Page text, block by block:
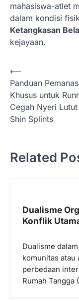
mahasiswa-atlet
dalam kondisi
Ketangkasan
kejayaan.
N
a
v
i
a
s
⟵
Panduan
Khusus untuk
Cegah Nyeri
Shin Splints
Related
Dualisme
Konflik
Dualisme
komunitas atau
perbedaan
Rumah Tangga